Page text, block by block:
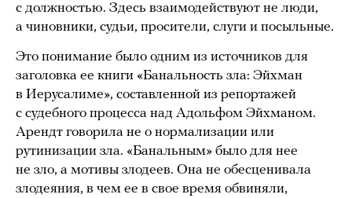
с должностью. Здесь взаимодействуют не люди,
а чиновники, судьи, просители, слуги и посыльные.
Это понимание было одним из источников для
заголовка ее книги «Банальность зла: Эйхман
в Иерусалиме», составленной из репортажей
с судебного процесса над Адольфом Эйхманом.
Арендт говорила не о нормализации или
рутинизации зла. «Банальным» было для нее
не зло, а мотивы злодеев. Она не обесценивала
злодеяния, в чем ее в свое время обвиняли,